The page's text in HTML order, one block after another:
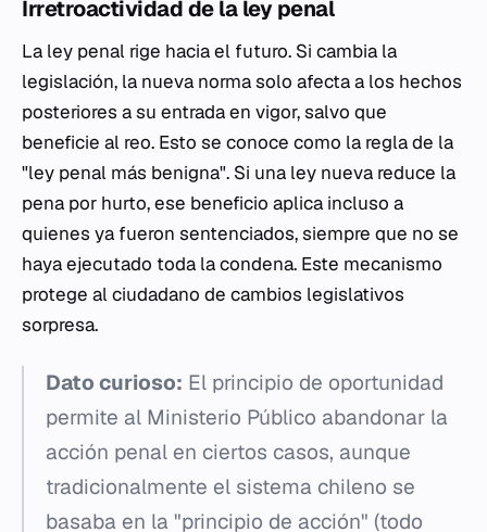
Irretroactividad de la ley penal
La ley penal rige hacia el futuro. Si cambia la
legislación, la nueva norma solo afecta a los hechos
posteriores a su entrada en vigor, salvo que
beneficie al reo. Esto se conoce como la regla de la
"ley penal más benigna". Si una ley nueva reduce la
pena por hurto, ese beneficio aplica incluso a
quienes ya fueron sentenciados, siempre que no se
haya ejecutado toda la condena. Este mecanismo
protege al ciudadano de cambios legislativos
sorpresa.
Dato curioso: El principio de oportunidad
permite al Ministerio Público abandonar la
acción penal en ciertos casos, aunque
tradicionalmente el sistema chileno se
basaba en la "principio de acción" (todo